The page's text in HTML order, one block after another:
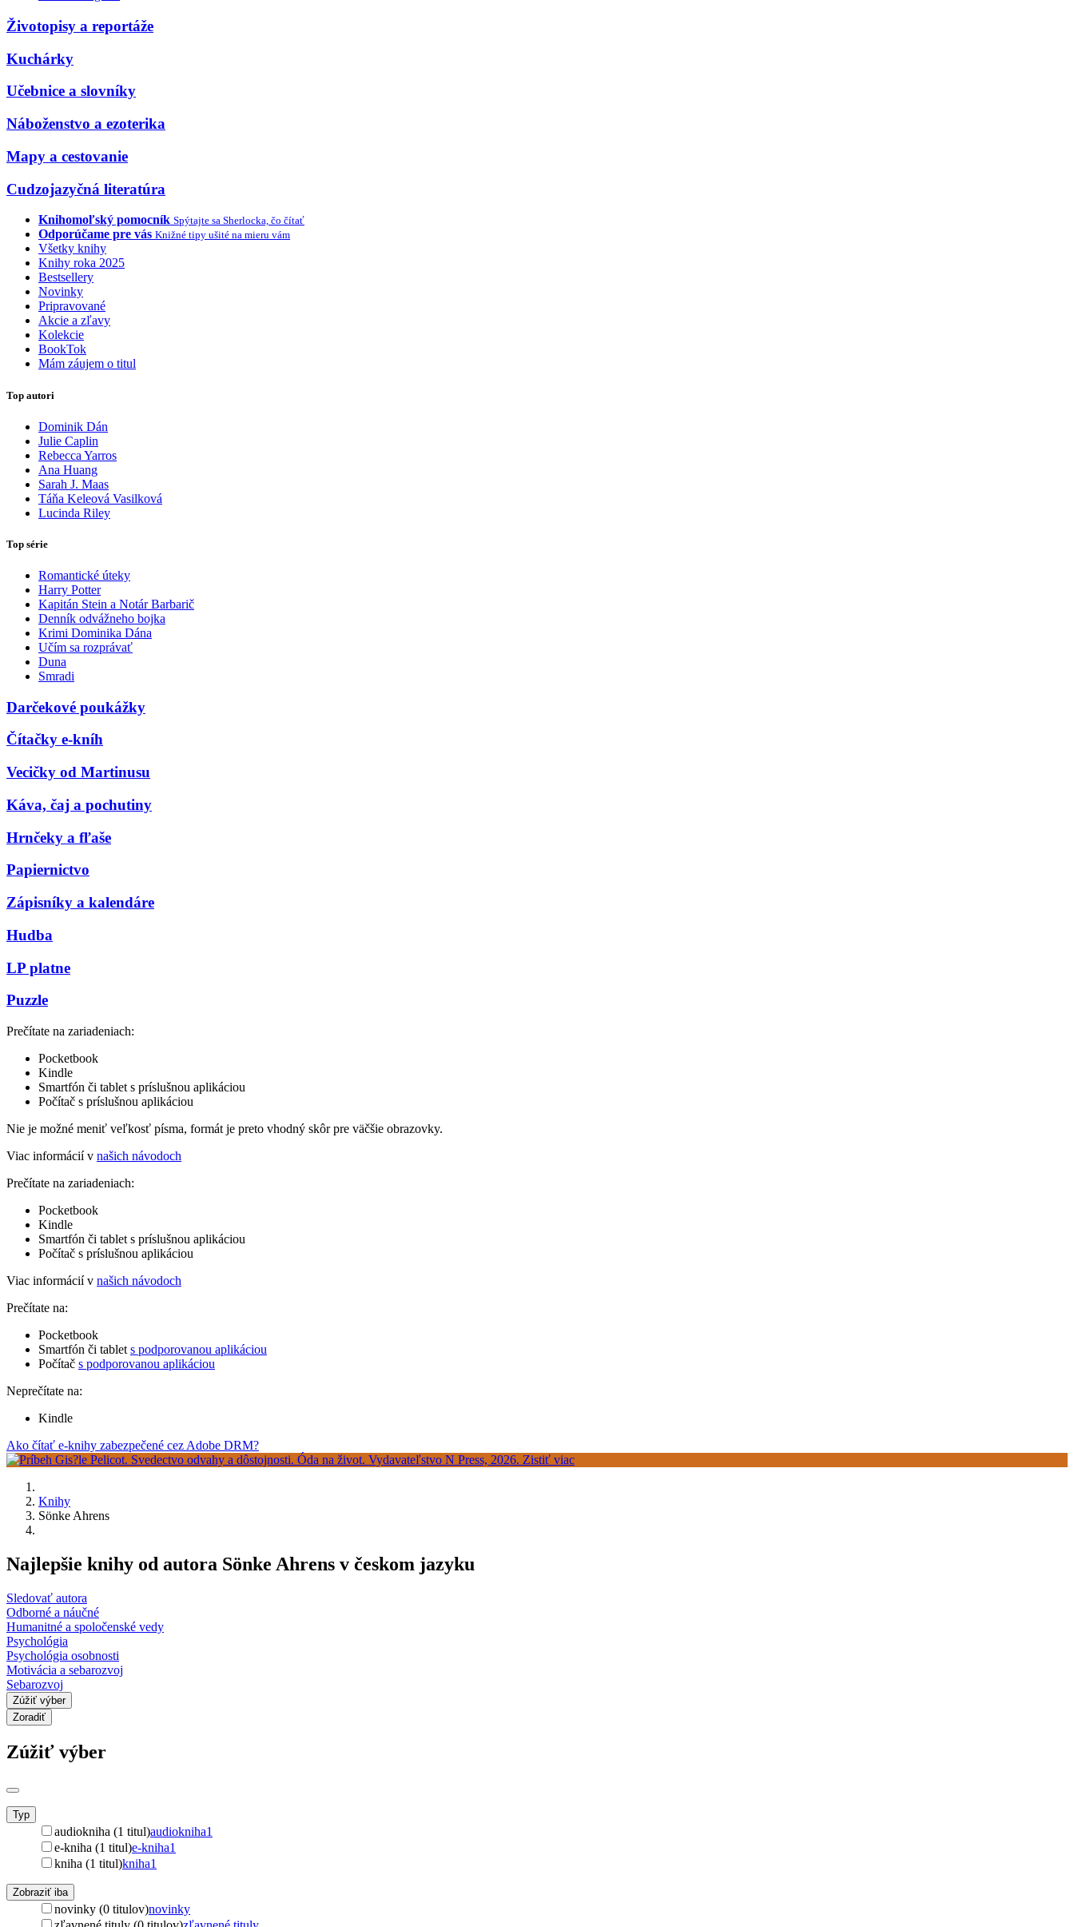
Životopisy a reportáže
Kuchárky
Učebnice a slovníky
Náboženstvo a ezoterika
Mapy a cestovanie
Cudzojazyčná literatúra
Knihomoľský pomocník Spýtajte sa Sherlocka, čo čítať
Odporúčame pre vás Knižné tipy ušité na mieru vám
Všetky knihy
Knihy roka 2025
Bestsellery
Novinky
Pripravované
Akcie a zľavy
Kolekcie
BookTok
Mám záujem o titul
Top autori
Dominik Dán
Julie Caplin
Rebecca Yarros
Ana Huang
Sarah J. Maas
Táňa Keleová Vasilková
Lucinda Riley
Top série
Romantické úteky
Harry Potter
Kapitán Stein a Notár Barbarič
Denník odvážneho bojka
Krimi Dominika Dána
Učím sa rozprávať
Duna
Smradi
Darčekové poukážky
Čítačky e-kníh
Vecičky od Martinusu
Káva, čaj a pochutiny
Hrnčeky a fľaše
Papiernictvo
Zápisníky a kalendáre
Hudba
LP platne
Puzzle
Prečítate na zariadeniach:
Pocketbook
Kindle
Smartfón či tablet s príslušnou aplikáciou
Počítač s príslušnou aplikáciou
Nie je možné meniť veľkosť písma, formát je preto vhodný skôr pre väčšie obrazovky.
Viac informácií v našich návodoch
Prečítate na zariadeniach:
Pocketbook
Kindle
Smartfón či tablet s príslušnou aplikáciou
Počítač s príslušnou aplikáciou
Viac informácií v našich návodoch
Prečítate na:
Pocketbook
Smartfón či tablet s podporovanou aplikáciou
Počítač s podporovanou aplikáciou
Neprečítate na:
Kindle
Ako čítať e-knihy zabezpečené cez Adobe DRM?
Knihy
Sönke Ahrens
Najlepšie knihy od autora Sönke Ahrens v českom jazyku
Sledovať autora
Odborné a náučné
Humanitné a spoločenské vedy
Psychológia
Psychológia osobnosti
Motivácia a sebarozvoj
Sebarozvoj
Zúžiť výber
Zoradiť
Zúžiť výber
Typ
audiokniha (1 titul)audiokniha1
e-kniha (1 titul)e-kniha1
kniha (1 titul)kniha1
Zobraziť iba
novinky (0 titulov)novinky